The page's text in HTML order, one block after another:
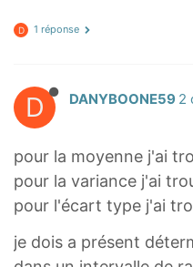
e
)
+
(
2
1
\
t
D 1 réponse
D DANYBOONE59 2
pour la moyenne j'ai
pour la variance j'ai
pour l'écart type j'ai
je dois a présent